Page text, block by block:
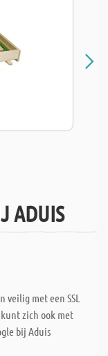
ADUIS
met een SSL
zich ook met
bij Aduis